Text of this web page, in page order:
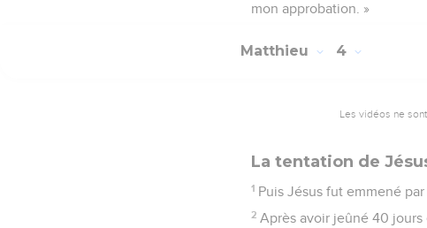
mon approbation. »
Matthieu 4
Les vidéos ne
La tentation de
1 Puis Jésus fut emmené
2 Après avoir jeûné 40 jours